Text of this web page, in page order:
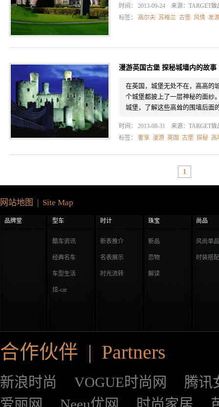
时间： 2013-09-24 来源： TARGET致
标签： 高尔夫 苏格兰 古堡 风情 发
漫游英国古堡 探秘城墙内的故事
在英国，城堡无处不在，高高的
个城堡都披上了一层神秘的面纱
城堡，了解这些高耸的围墙后面
时间： 2013-08-31 来源： TARGET致
标签： 奢享 漫游 英国 古堡 探秘 高
1
网站地图 | Site Map
品牌堂 型车 时计 珠宝 尚品
酷车资讯
经典名车
车型生活
炫-car
新表推介
名表展示
时光流转
新品
恋物
解读
风尚单品
时装搭配
合作伙伴 | Partners
新浪时尚 VOGUE时尚网
腾讯